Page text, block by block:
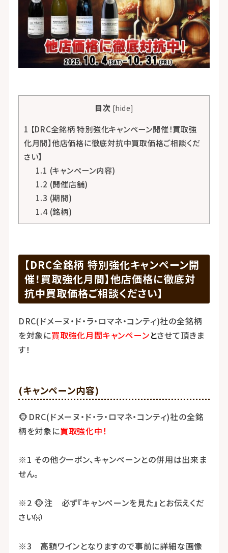
目次 [hide]
1 【DRC全銘柄 特別強化キャンペーン開催！買取強
化月間】他店価格に徹底対抗中買取価格ご相談くだ
さい】
1.1 (キャンペーン内容)
1.2 (開催店舗)
1.3 (期間)
1.4(銘柄)
【DRC全銘柄 特別強化キャンペーン開
催！買取強化月間】他店価格に徹底対
抗中買取価格ご相談ください】
DRC(ドメーヌ・ド・ラ・ロマネ・コンティ)社の全銘柄
を対象に買取強化月間キャンペーンとさせて頂きま
す！
(キャンペーン内容)
🐵DRC(ドメーヌ・ド・ラ・ロマネ・コンティ)社の全銘
柄を対象に買取強化中！
※1 その他クーポン、キャンペーンとの併用は出来ま
せん。
※2 🐵注 必ず『キャンペーンを見た』とお伝えくだ
さい👐
※3 高額ワインとなりますので事前に詳細な画像